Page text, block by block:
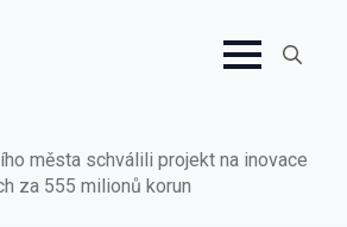
města schválili projekt na inovace
za 555 milionů korun